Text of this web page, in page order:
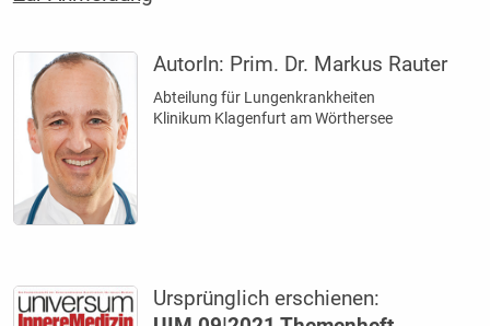
AutorIn: Prim. Dr. Markus Rauter
Abteilung für Lungenkrankheiten
Klinikum Klagenfurt am Wörthersee
Ursprünglich erschienen: